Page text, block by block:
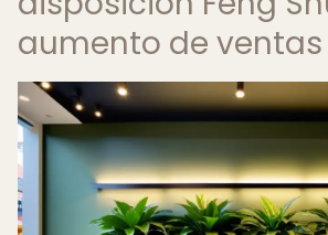
aumento de ventas